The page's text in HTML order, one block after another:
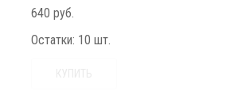
640 руб.
Остатки: 10 шт.